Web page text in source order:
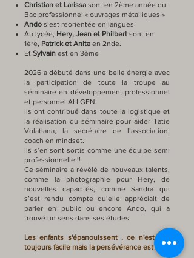
Christian et Larissa sont en 2ème année du
Bac professionnel « ouvrages métalliques »
Ando s’est reorientée en langues
Au lycée, Hery, Jean et Philbert sont en
1ère, Patrick et Anita en 2nde.
Et Sylvain est en 3ème
2026 a débuté dans une belle énergie avec
la participation de toute la troupe au
séminaire en développement professionnel
et personnel ALLGEN.
Ils ont contribué dans toute la logistique et
la réalisation du séminaire pour aider Tatie
Volatiana, la secrétaire de l’association,
coach en mindset.
Ils s’en sont sortis comme une équipe semi
professionnelle !!
Ce séminaire a révélé de nouveaux talents,
comme la photographie pour Hery, de
nouvelles capacités, comme Sandra qui
s’est rendu compte qu’elle appréciait de
parler en public ou encore Ando, qui a
trouvé un sens dans ses études.
Les enfants s'épanouissent , ce n'est pas
toujours facile mais la persévérance est là